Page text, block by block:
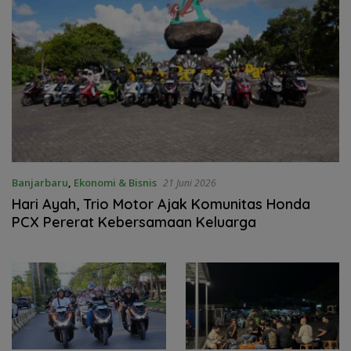
Banjarbaru, Ekonomi & Bisnis 21 Juni 2026
Hari Ayah, Trio Motor Ajak Komunitas Honda
PCX Pererat Kebersamaan Keluarga